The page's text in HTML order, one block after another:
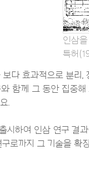
인삼
특허
다 효과적으로 분리,
함께 그 동안 집중
.
출시하여 인삼 연구
로까지 그 기술을 확